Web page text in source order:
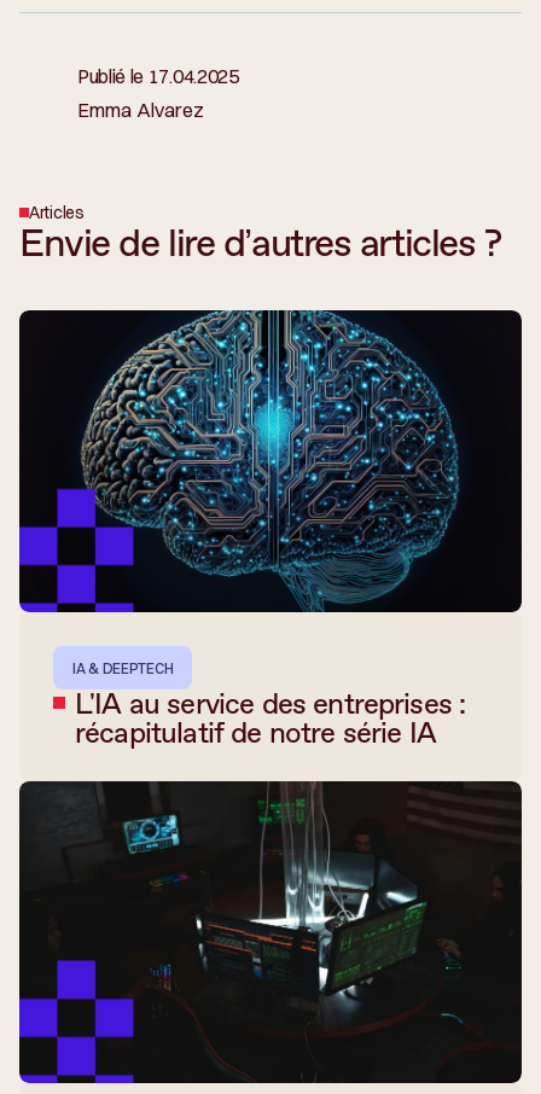
Publié le 17.04.2025
Emma Alvarez
Articles
Envie de lire d’autres articles ?
IA & DEEPTECH
L'IA au service des entreprises :
récapitulatif de notre série IA